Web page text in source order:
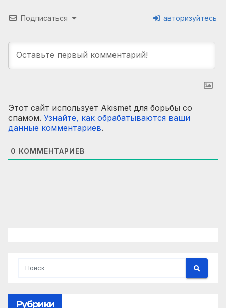
Подписаться авторизуйтесь
Этот сайт использует Akismet для борьбы со
спамом. Узнайте, как обрабатываются ваши
данные комментариев.
0 КОММЕНТАРИЕВ
Рубрики